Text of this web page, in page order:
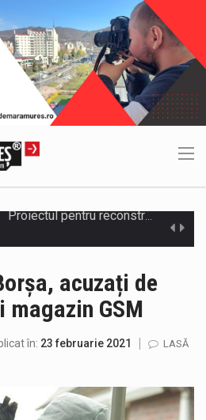
Biroul Parlamentar al Senatorului Cristian-Augustin Niculescu-Țâgârlaș a organizat dezbaterea publică cu tema „Noile reguli pentru construcții și prosumatori” având ca…
Municipiul Baia Mare, prin Serviciul Public Comunitar Local de Evidență a Persoanelor - Serviciul Evidența Persoanelor, îi informează pe cetățenii…
acuzați de
magazin GSM
în: 23 februarie 2021
LASĂ